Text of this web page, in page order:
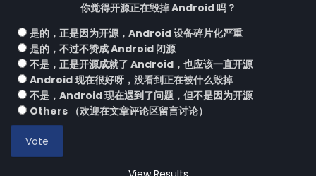
你觉得开源正在毁掉 Android 吗？
是的，正是因为开源，Android 设备碎片化严重
是的，不过不赞成 Android 闭源
不是，正是开源成就了 Android，也应该一直开源
Android 现在很好呀，没看到正在被什么毁掉
不是，Android 现在遇到了问题，但不是因为开源
Others （欢迎在文章评论区留言讨论）